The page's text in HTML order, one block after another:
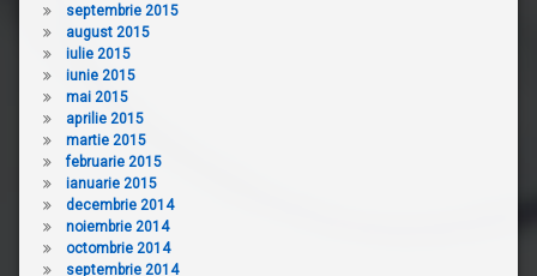
septembrie 2015
august 2015
iulie 2015
iunie 2015
mai 2015
aprilie 2015
martie 2015
februarie 2015
ianuarie 2015
decembrie 2014
noiembrie 2014
octombrie 2014
septembrie 2014